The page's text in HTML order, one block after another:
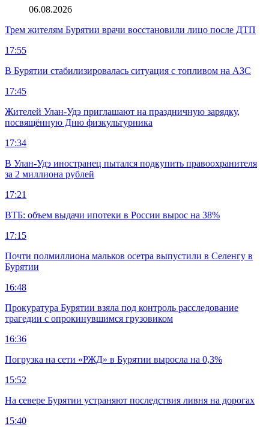
06.08.2026
Трем жителям Бурятии врачи восстановили лицо после ДТП
17:55
В Бурятии стабилизировалась ситуация с топливом на АЗС
17:45
Жителей Улан-Удэ приглашают на праздничную зарядку,
посвящённую Дню физкультурника
17:34
В Улан-Удэ иностранец пытался подкупить правоохранителя
за 2 миллиона рублей
17:21
ВТБ: объем выдачи ипотеки в России вырос на 38%
17:15
Почти полмиллиона мальков осетра выпустили в Селенгу в
Бурятии
16:48
Прокуратура Бурятии взяла под контроль расследование
трагедии с опрокинувшимся грузовиком
16:36
Погрузка на сети «РЖД» в Бурятии выросла на 0,3%
15:52
На севере Бурятии устраняют последствия ливня на дорогах
15:40